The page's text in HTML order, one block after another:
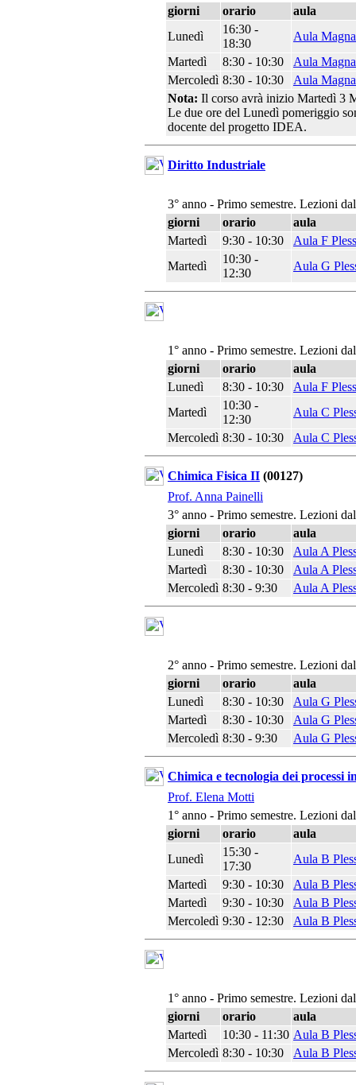
giorni
orario
aula
Lunedì
16:30 -
18:30
Aula
Martedì
8:30 - 10:30
Aula
Mercoledì 8:30 - 10:30
Aula
Nota: Il corso avrà inizio Martedì 3
Le due ore del Lunedì pomeriggio
docente del progetto IDEA.
Diritto Industriale
3° anno - Primo semestre. Lezioni
giorni
orario
aula
Martedì
9:30 - 10:30
Aula F
Martedì
10:30 -
12:30
Aula G
1° anno - Primo semestre. Lezioni
giorni
orario
aula
Lunedì
8:30 - 10:30
Aula F
Martedì
10:30 -
12:30
Aula C
Mercoledì 8:30 - 10:30 Aula C
Chimica Fisica II (00127)
Prof. Anna Painelli
3° anno - Primo semestre. Lezioni
giorni
orario
aula
Lunedì
8:30 - 10:30
Aula A
Martedì
8:30 - 10:30
Aula A
Mercoledì 8:30 - 9:30 Aula A
2° anno - Primo semestre. Lezioni
giorni
orario
aula
Lunedì
8:30 - 10:30
Aula G
Martedì
8:30 - 10:30
Aula G
Mercoledì 8:30 - 9:30 Aula G
Chimica e tecnologia dei processi
Prof. Elena Motti
1° anno - Primo semestre. Lezioni
giorni
orario
aula
Lunedì
15:30 -
17:30
Aula B
Martedì
9:30 - 10:30
Aula B
Martedì
9:30 - 10:30
Aula B
Mercoledì 9:30 - 12:30 Aula B
1° anno - Primo semestre. Lezioni
giorni
orario
aula
Martedì
10:30 - 11:30 Aula B
Mercoledì 8:30 - 10:30 Aula B